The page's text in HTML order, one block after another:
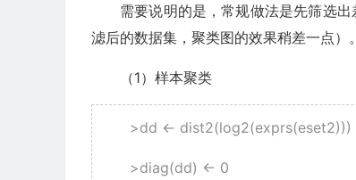
需要说明的是，常规做法是先筛选
滤后的数据集，聚类图的效果稍差一点）。
（1）样本聚类
>dd <- dist2(log2(exprs(eset2)))
>diag(dd) <- 0